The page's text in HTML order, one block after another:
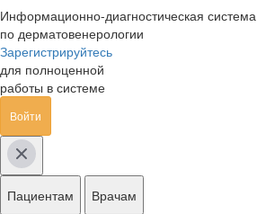
Информационно-диагностическая система
по дерматовенерологии
Зарегистрируйтесь
для полноценной
работы в системе
Войти
Пациентам
Врачам